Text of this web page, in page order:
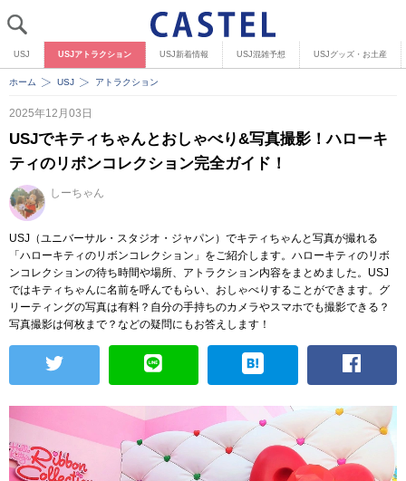
USJ USJアトラクション USJ新着情報 USJ混雑予想 USJグッズ・お土産
ホーム USJ アトラクション
2025年12月03日
USJでキティちゃんとおしゃべり&写真撮影！ハローキ
ティのリボンコレクション完全ガイド！
しーちゃん
USJ（ユニバーサル・スタジオ・ジャパン）でキティちゃんと写真が撮れる
「ハローキティのリボンコレクション」をご紹介します。ハローキティのリボ
ンコレクションの待ち時間や場所、アトラクション内容をまとめました。USJ
ではキティちゃんに名前を呼んでもらい、おしゃべりすることができます。グ
リーティングの写真は有料？自分の手持ちのカメラやスマホでも撮影できる？
写真撮影は何枚まで？などの疑問にもお答えします！